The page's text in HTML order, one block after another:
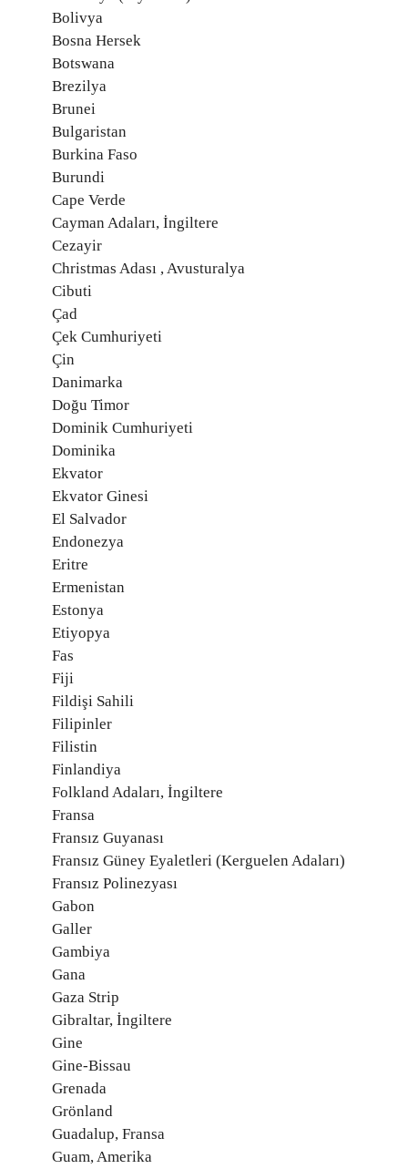
Bolivya
Bosna Hersek
Botswana
Brezilya
Brunei
Bulgaristan
Burkina Faso
Burundi
Cape Verde
Cayman Adaları, İngiltere
Cezayir
Christmas Adası , Avusturalya
Cibuti
Çad
Çek Cumhuriyeti
Çin
Danimarka
Doğu Timor
Dominik Cumhuriyeti
Dominika
Ekvator
Ekvator Ginesi
El Salvador
Endonezya
Eritre
Ermenistan
Estonya
Etiyopya
Fas
Fiji
Fildişi Sahili
Filipinler
Filistin
Finlandiya
Folkland Adaları, İngiltere
Fransa
Fransız Guyanası
Fransız Güney Eyaletleri (Kerguelen Adaları)
Fransız Polinezyası
Gabon
Galler
Gambiya
Gana
Gaza Strip
Gibraltar, İngiltere
Gine
Gine-Bissau
Grenada
Grönland
Guadalup, Fransa
Guam, Amerika